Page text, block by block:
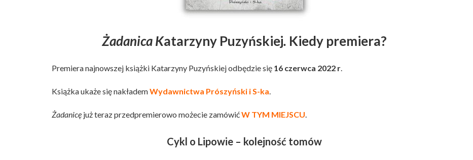
Żadanica Katarzyny Puzyńskiej. Kiedy premiera?
Premiera najnowszej książki Katarzyny Puzyńskiej odbędzie się 16 czerwca 2022 r
Książka ukaże się nakłademWydawnictwa Prószyński i S-ka
Żadanicę już teraz przedpremierowo możecie zamówićW TYM MIEJSCU
Cykl o Lipowie – kolejność tomów